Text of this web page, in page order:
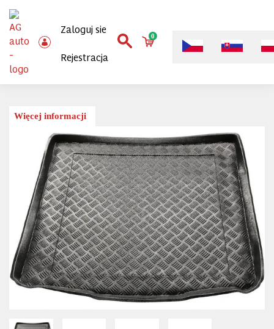
Zaloguj sie
Rejestracja
0
Więcej informacji